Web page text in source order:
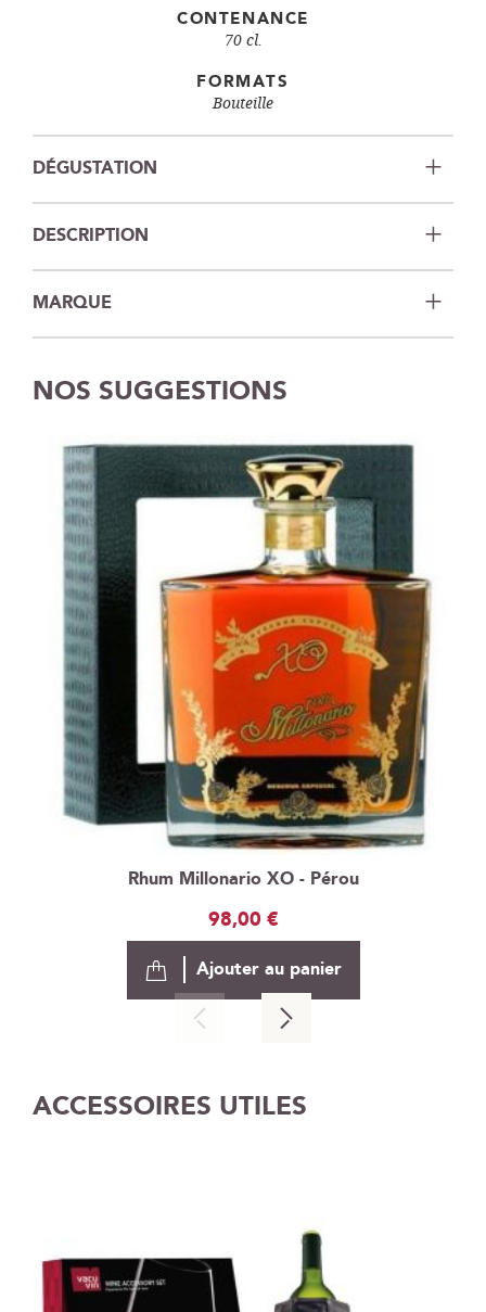
CONTENANCE
70 cl.
FORMATS
Bouteille
DÉGUSTATION
DESCRIPTION
MARQUE
NOS SUGGESTIONS
Rhum Millonario XO - Pérou
98,00 €
Ajouter au panier
ACCESSOIRES UTILES